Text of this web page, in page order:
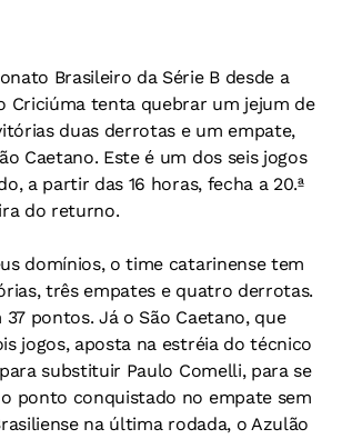
Brasileiro da Série B desde a
Criciúma tenta quebrar um jejum de
duas derrotas e um empate,
Caetano. Este é um dos seis jogos
a partir das 16 horas, fecha a 20.ª
do returno.
domínios, o time catarinense tem
três empates e quatro derrotas.
37 pontos. Já o São Caetano, que
jogos, aposta na estréia do técnico
substituir Paulo Comelli, para se
ponto conquistado no empate sem
na última rodada, o Azulão